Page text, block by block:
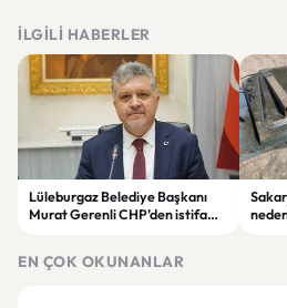
İLGILI HABERLER
Lüleburgaz Belediye Başkanı
Murat Gerenli CHP’den istifa
EN ÇOK OKUNANLAR